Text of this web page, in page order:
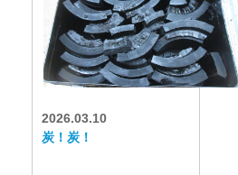
2026.03.10
炭！炭！